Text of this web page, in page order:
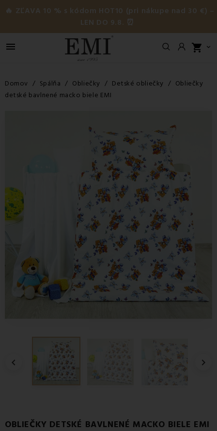
🔥 ZĽAVA 10 % s kódom HOT10 (pri nákupe nad 30 €) –
LEN DO 9.8. ⏰
 shopping_cart 
Domov Spálňa Obliečky Detské obliečky
Obliečky
detské bavlnené macko biele EMI
 
OBLIEČKY DETSKÉ BAVLNENÉ MACKO BIELE EMI